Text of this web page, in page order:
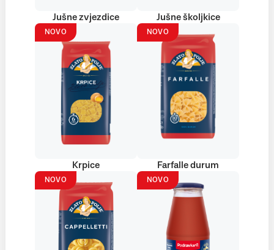
Jušne zvjezdice Jušne školjkice
NOVO
Krpice
NOVO
Farfalle durum
NOVO NOVO